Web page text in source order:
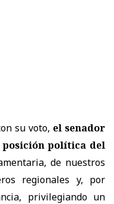
su voto, el senador
posición política del
de nuestros
regionales y, por
privilegiando un